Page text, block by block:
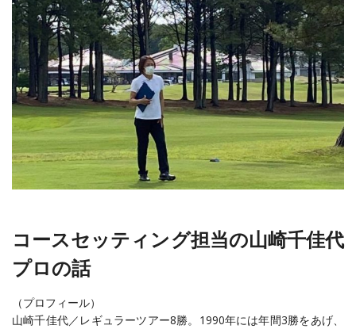
コースセッティング担当の山崎千佳代
プロの話
（プロフィール）
山崎千佳代／レギュラーツアー8勝。1990年には年間3勝をあげ、